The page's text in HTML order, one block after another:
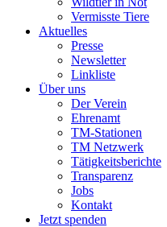
Vermisste Tiere
Aktuelles
Presse
Newsletter
Linkliste
Über uns
Der Verein
Ehrenamt
TM-Stationen
TM Netzwerk
Tätigkeitsberichte
Transparenz
Jobs
Kontakt
Jetzt spenden